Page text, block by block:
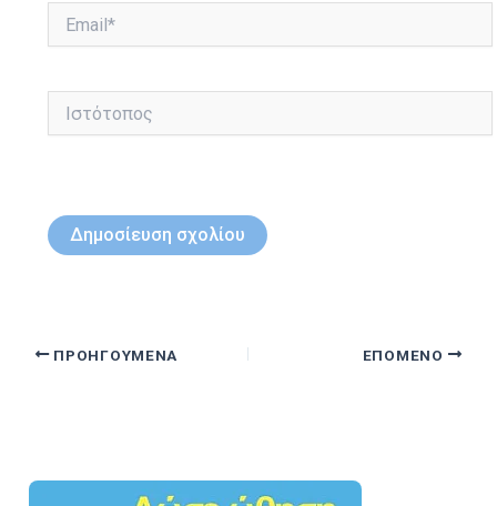
ΠΡΟΗΓΟΎΜΕΝΑ ΕΠΌΜΕΝΟ